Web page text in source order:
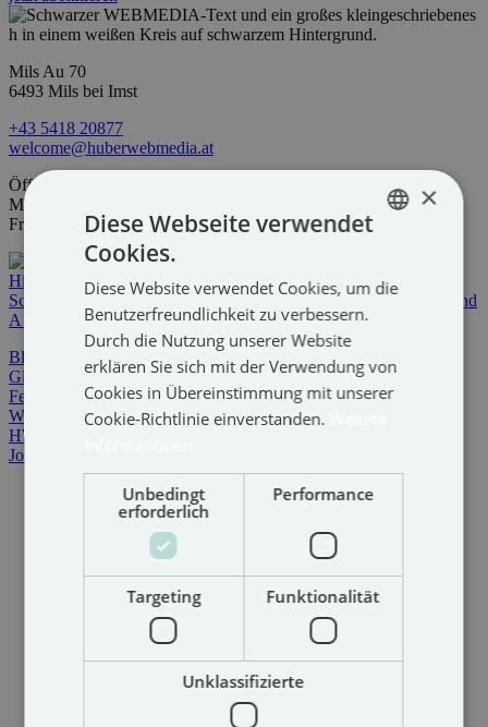
Mils Au 70
6493 Mils bei Imst
+43 5418 20877
welcome@huberwebmedia.at
Öffnungszeiten
Mo bis Do 08:00-12:00 & 13:00-17:00
Fr 08:00-12:00
Blog
Glossar
Fernwartung
Webmail
HWM Cloud
Jobs
ENGLISH
×
Diese Webseite verwendet
Cookies.
Diese Website verwendet Cookies, um die
Benutzerfreundlichkeit zu verbessern.
Durch die Nutzung unserer Website
erklären Sie sich mit der Verwendung von
Cookies in Übereinstimmung mit unserer
Cookie-Richtlinie einverstanden.
Unbedingt
erforderlich
Performance
Targeting Funktionalität
Unklassifizierte